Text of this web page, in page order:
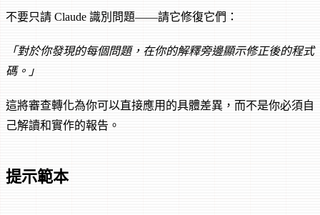
不要只請 Claude 識別問題——請它修復它們：
「對於你發現的每個問題，在你的解釋旁邊顯示修正後的程式
碼。」
這將審查轉化為你可以直接應用的具體差異，而不是你必須自
己解讀和實作的報告。
提示範本